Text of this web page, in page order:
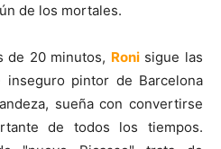
de los mortales.
de 20 minutos, Ronisigue las
pintor de Barcelona
sueña con convertirse
de todos los tiempos.